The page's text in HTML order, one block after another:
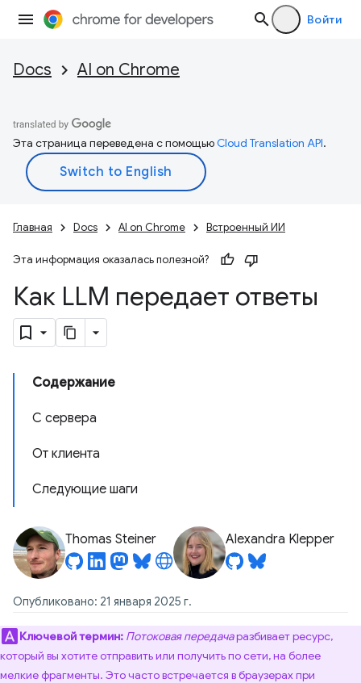
Войти
Docs AI on Chrome
Эта страница переведена с помощьюCloud Translation API.
Главная Docs AI on Chrome Встроенный ИИ
Эта информация оказалась полезной?
Как LLM передает ответы
Содержание
С сервера
От клиента
Следующие шаги
Thomas Steiner Alexandra Klepper
Опубликовано: 21 января 2025 г.
Ключевой термин: Потоковая передачаразбивает ресурс,
который вы хотите отправить или получить по сети, на более
мелкие фрагменты. Это часто встречается в браузерах при